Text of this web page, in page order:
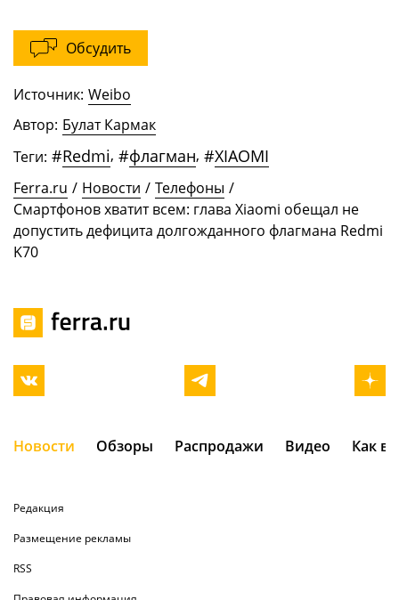
Обсудить
Источник: Weibo
Автор: Булат Кармак
Теги: #Redmi, #флагман, #XIAOMI
Ferra.ru / Новости / Телефоны /
Смартфонов хватит всем: глава Xiaomi обещал не
допустить дефицита долгожданного флагмана Redmi
K70
Новости Обзоры Распродажи Видео Как
Редакция
Размещение рекламы
RSS